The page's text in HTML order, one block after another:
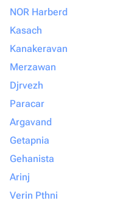
NOR Harberd
Kasach
Kanakeravan
Merzawan
Djrvezh
Paracar
Argavand
Getapnia
Gehanista
Arinj
Verin Pthni